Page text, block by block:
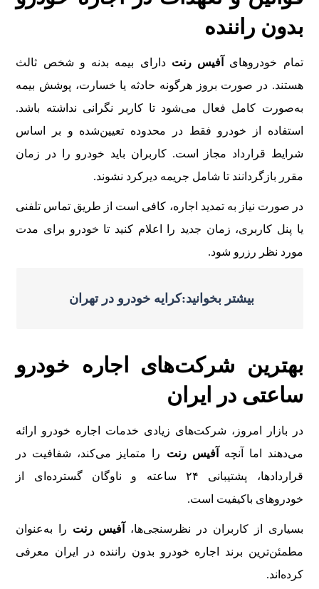
بدون راننده
تمام خودروهای آفیس رنت دارای بیمه بدنه و شخص ثالث
هستند. در صورت بروز هرگونه حادثه یا خسارت، پوشش بیمه
به‌صورت کامل فعال می‌شود تا کاربر نگرانی نداشته باشد.
استفاده از خودرو فقط در محدوده تعیین‌شده و بر اساس
شرایط قرارداد مجاز است. کاربران باید خودرو را در زمان
مقرر بازگردانند تا شامل جریمه دیرکرد نشوند.
در صورت نیاز به تمدید اجاره، کافی است از طریق تماس تلفنی
یا پنل کاربری، زمان جدید را اعلام کنید تا خودرو برای مدت
مورد نظر رزرو شود.
بیشتر بخوانید:کرایه خودرو در تهران
بهترین شرکت‌های اجاره خودرو
ساعتی در ایران
در بازار امروز، شرکت‌های زیادی خدمات اجاره خودرو ارائه
می‌دهند اما آنچه
آفیس رنت را متمایز می‌کند، شفافیت در
قراردادها، پشتیبانی ۲۴ ساعته و ناوگان گسترده‌ای از
خودروهای باکیفیت است.
بسیاری از کاربران در نظرسنجی‌ها، آفیس رنت را به‌عنوان
مطمئن‌ترین برند اجاره خودرو بدون راننده در ایران معرفی
کرده‌اند.